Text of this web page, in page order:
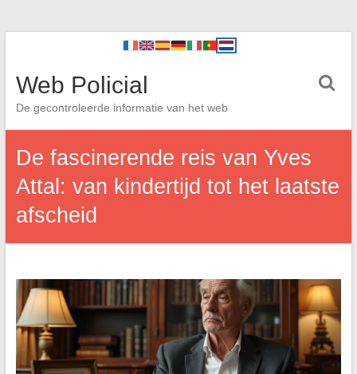
Web Policial
De gecontroleerde informatie van het web
De fascinerende reis van Yves
Attal: van kindertijd tot het laatste
afscheid